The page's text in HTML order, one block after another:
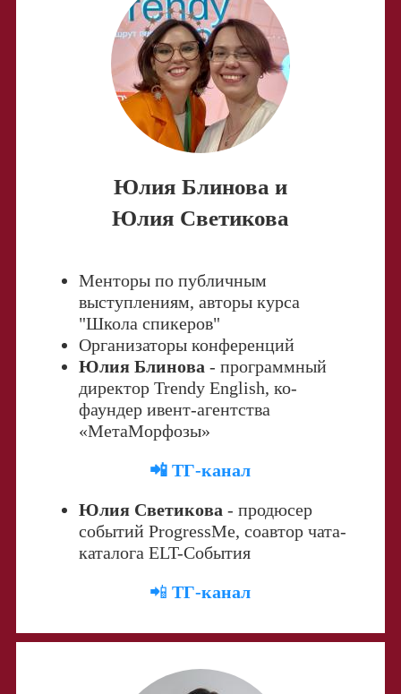
Юлия Блинова и
Юлия Светикова
Менторы по публичным
выступлениям, авторы курса
"Школа спикеров"
Организаторы конференций
Юлия Блинова - программный
директор Trendy English, ко-
фаундер ивент-агентства
«МетаМорфозы»
📲 ТГ-канал
Юлия Светикова - продюсер
событий ProgressMe, соавтор чата-
каталога ELT-События
📲ТГ-канал